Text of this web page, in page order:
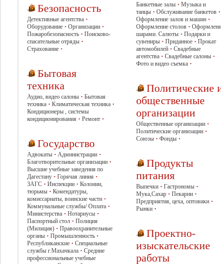
Безопасность
Детективные агентства •
Оборудование • Организации •
Пожаробезопасность • Поисково-
спасательные отряды •
Страхование •
Бытовая
техника
Аудио, видео салоны • Бытовая
техника • Климатическая техника •
Кондиционеры , системы
кондиционирования • Ремонт •
Государство
Адвокаты • Администрации •
Благотворительные организации •
Высшие учебные заведения по
Дагестану • Горячая линия •
ЗАГС • Инспекции • Колонии,
тюрьмы • Комендатуры,
комиссариаты, воинские части •
Коммунальные службы/ Оплата •
Министерства • Нотариусы •
Паспортный стол • Полиция
(Милиция) • Правоохранительные
органы • Промышленность •
Республиканские • Специальные
службы г.Махачкала • Средние
профессиональные учебные
Банкетные залы • Музыка и
танцы • Обслуживание банкетов •
Оформление залов и машин •
Оформление столов •
шарами. Салюты • Подарки и
сувениры • Приданное • Прокат
автомобилей • Свадебные
агентства • Свадебные салоны •
Фото и видео съемка •
Политические
общественные
организации
Общественные организации •
Политические организации •
Союзы • Фонды •
Продукты
питания
Выпечки • Гастрономы •
Мука,Сахар • Пекарни •
Предприятия, цеха, оптовики •
Рынки •
Проектно-
изыскательские
работы